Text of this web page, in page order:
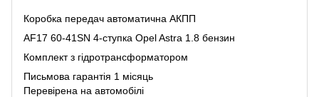
Коробка передач автоматична АКПП
AF17 60-41SN 4-ступка Opel Astra 1.8 бензин
Комплект з гідротрансформатором
Письмова гарантія 1 місяць
Перевірена на автомобілі